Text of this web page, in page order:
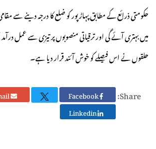
حکومتی ذرائع کے مطابق پہاڑپور کو ضلع کا درجہ دینے سے
میں بہتری آئے گی اور ترقیاتی منصوبوں پر تیزی سے عمل
حلقوں نے اس فیصلے کو خوش آئند قرار دیا ہے۔
Share:
Email
Linkedin